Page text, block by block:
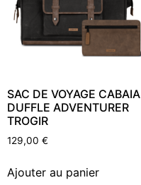
SAC DE VOYAGE CABAIA
DUFFLE ADVENTURER
TROGIR
129,00 €
Ajouter au panier